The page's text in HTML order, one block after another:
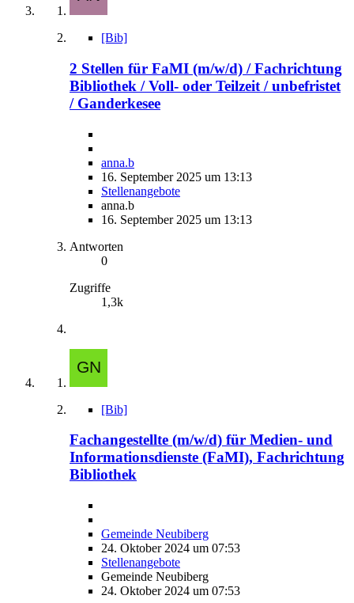
[Bib]
2 Stellen für FaMI (m/w/d) / Fachrichtung
Bibliothek / Voll- oder Teilzeit / unbefristet
/ Ganderkesee
anna.b
16. September 2025 um 13:13
Stellenangebote
anna.b
16. September 2025 um 13:13
Antworten
0
Zugriffe
1,3k
[Bib]
Fachangestellte (m/w/d) für Medien- und
Informationsdienste (FaMI), Fachrichtung
Bibliothek
Gemeinde Neubiberg
24. Oktober 2024 um 07:53
Stellenangebote
Gemeinde Neubiberg
24. Oktober 2024 um 07:53